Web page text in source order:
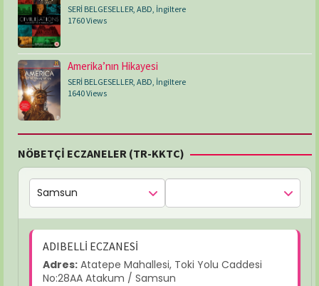
SERİ BELGESELLER ABD İngiltere
1760 Views
Amerika’nın Hikayesi
SERİ BELGESELLER ABD İngiltere
1640 Views
NÖBETÇİ ECZANELER (TR-KKTC)
ADIBELLİ ECZANESİ
Adres: Atatepe Mahallesi, Toki Yolu Caddesi
No:28AA Atakum / Samsun